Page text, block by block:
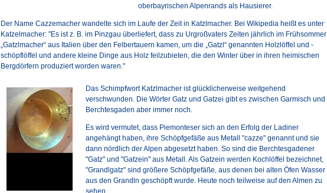
oberbayrischen Alpenrands als Hausierer.
Der Name Cazzemacher wandelte sich im Laufe der Zeit in Katzlmacher. Bei Wikipedia heißt es unter
Katzelmacher: "Es ist z. B. im Pinzgau überliefert, dass zu Urgroßvaters Zeiten jährlich im Frühsommer
„Gatzlmacher“ aus Italien über den Felbertauern kamen, um die „Gatzl“ genannten Holzlöffel und -
schöpflöffel und andere kleine Dinge aus Holz feilzubieten, die den Winter über in ihren heimischen
Bergdörfern produziert worden waren."
Das Schimpfwort Katzlmacher ist glücklicherweise weitgehend
verschwunden. Die Wörter Gatz und Gatzei gibt es zwischen Garmisch und
Berchtesgaden aber immer noch.
Es wird vermutet, dass Piemonteser sich an den Erfolg der Ladiner
angehängt haben, ihre Schöpfgefäße aus Metall "cazze" genannt und sie
dann nördlich der Alpen abgesetzt haben. So sind die Berchtesgadener
"Gatz" und "Gatzein" aus Metall. Als Gatzein werden Kochlöffel bezeichnet,
"Grandlgatz" sind größere Schöpfgefäße, aus denen bei alten Öfen Wasser
aus den Grandln geschöpft wurde. Heute noch teilweise auf den Almen zu
sehen.